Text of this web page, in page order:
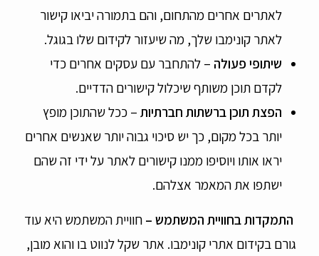
לאתרים אחרים מהתחום, והם בתמורה יביאו קישור
לאתר קונימבו שלך, מה שיעזור לקידום שלו בגוגל.
שיתופי פעולה – להתחבר עם עסקים אחרים כדי
לקדם תוכן משותף שיכלול קישורים הדדיים.
הפצת תוכן ברשתות חברתיות – ככל שהתוכן מופץ
יותר בכל מקום, כך יש סיכוי גבוה יותר שאנשים אחרים
יראו אותו ויוסיפו ממנו קישורים לאתר על ידי זה שהם
ישתפו את המאמר אצלהם.
התמקדות בחוויית המשתמש –חוויית המשתמש היא עוד
גורם בקידום אתרי קונימבו. אתר שקל לנווט בו והוא מובן,